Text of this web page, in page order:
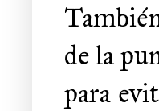
de la
para